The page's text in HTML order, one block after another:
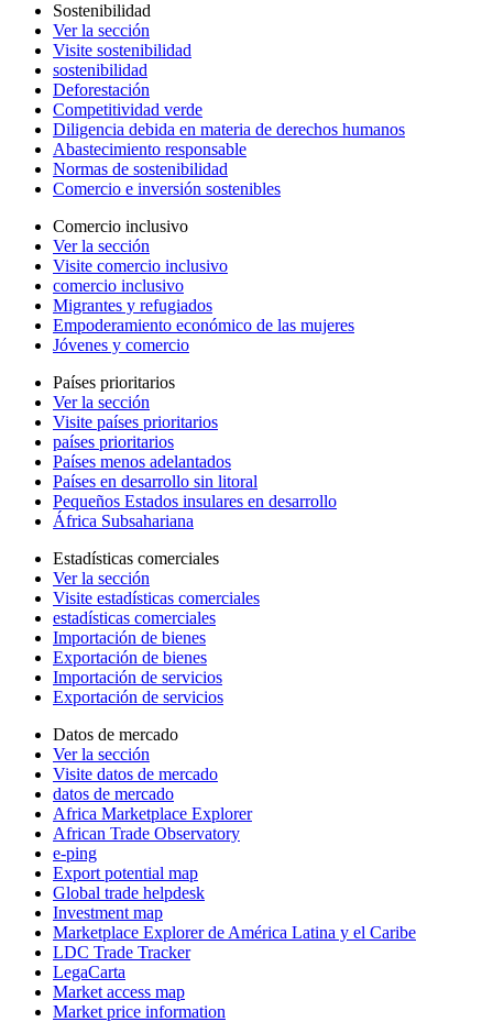
Sostenibilidad
Ver la sección
Visite sostenibilidad
sostenibilidad
Deforestación
Competitividad verde
Diligencia debida en materia de derechos humanos
Abastecimiento responsable
Normas de sostenibilidad
Comercio e inversión sostenibles
Comercio inclusivo
Ver la sección
Visite comercio inclusivo
comercio inclusivo
Migrantes y refugiados
Empoderamiento económico de las mujeres
Jóvenes y comercio
Países prioritarios
Ver la sección
Visite países prioritarios
países prioritarios
Países menos adelantados
Países en desarrollo sin litoral
Pequeños Estados insulares en desarrollo
África Subsahariana
Estadísticas comerciales
Ver la sección
Visite estadísticas comerciales
estadísticas comerciales
Importación de bienes
Exportación de bienes
Importación de servicios
Exportación de servicios
Datos de mercado
Ver la sección
Visite datos de mercado
datos de mercado
Africa Marketplace Explorer
African Trade Observatory
e-ping
Export potential map
Global trade helpdesk
Investment map
Marketplace Explorer de América Latina y el Caribe
LDC Trade Tracker
LegaCarta
Market access map
Market price information